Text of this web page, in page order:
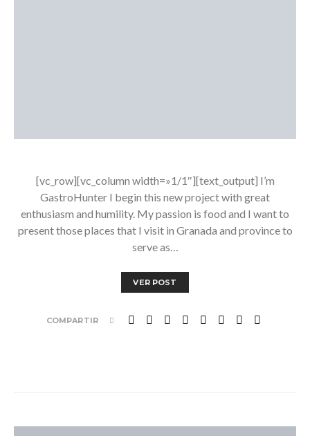
[vc_row][vc_column width=»1/1″][text_output] I’m
GastroHunter I begin this new project with great
enthusiasm and humility. My passion is food and I want to
present those places that I visit in Granada and province to
serve as…
VER POST
COMPARTIR